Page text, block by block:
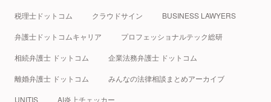
税理士ドットコム クラウドサイン BUSINESS LAWYERS
弁護士ドットコムキャリア プロフェッショナルテック総研
相続弁護士 ドットコム 企業法務弁護士 ドットコム
離婚弁護士 ドットコム みんなの法律相談まとめアーカイブ
UNITIS AI炎上チェッカー